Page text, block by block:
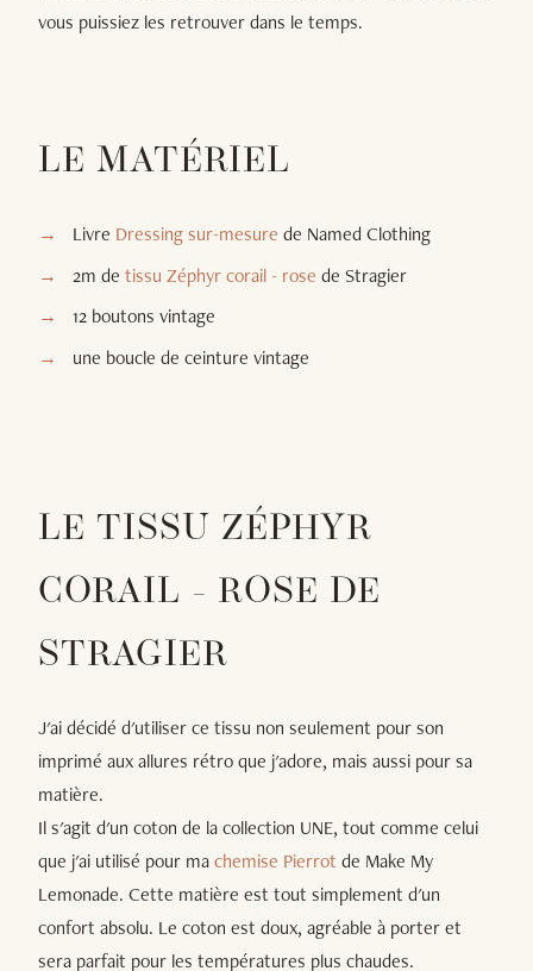
vous puissiez les retrouver dans le temps.
LE MATÉRIEL
Livre Dressing sur-mesure de Named Clothing
2m de tissu Zéphyr corail - rose de Stragier
12 boutons vintage
une boucle de ceinture vintage
LE TISSU ZÉPHYR
CORAIL - ROSE DE
STRAGIER
J'ai décidé d'utiliser ce tissu non seulement pour son
imprimé aux allures rétro que j'adore, mais aussi pour sa
matière.
Il s'agit d'un coton de la collection UNE, tout comme celui
que j'ai utilisé pour machemise Pierrot de Make My
Lemonade. Cette matière est tout simplement d'un
confort absolu. Le coton est doux, agréable à porter et
sera parfait pour les températures plus chaudes.